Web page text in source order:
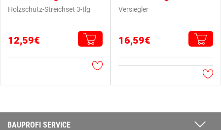
Holzschutz-Streichset 3-tlg
12,59€
Versiegler
16,59€
BAUPROFI SERVICE